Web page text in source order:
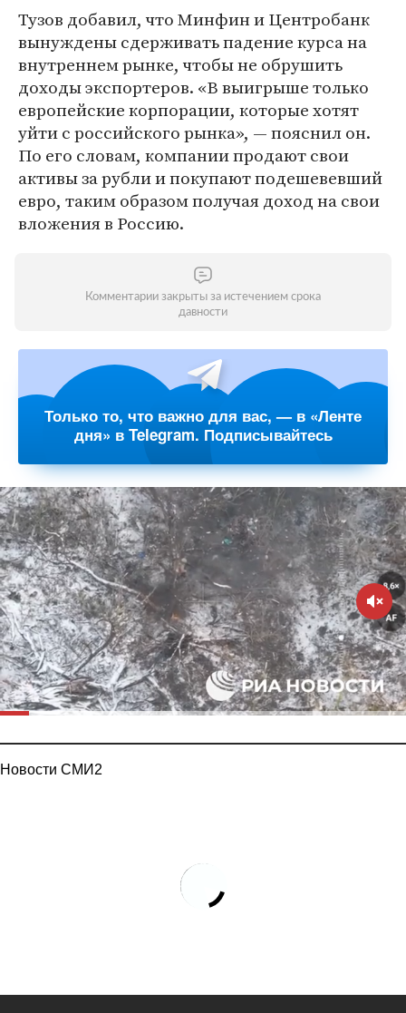
Тузов добавил, что Минфин и Центробанк
вынуждены сдерживать падение курса на
внутреннем рынке, чтобы не обрушить
доходы экспортеров. «В выигрыше только
европейские корпорации, которые хотят
уйти с российского рынка», — пояснил он.
По его словам, компании продают свои
активы за рубли и покупают подешевевший
евро, таким образом получая доход на свои
вложения в Россию.
Комментарии закрыты за истечением срока
давности
Только то, что важно для вас, — в «Ленте
дня» в Telegram. Подписывайтесь
Новости СМИ2